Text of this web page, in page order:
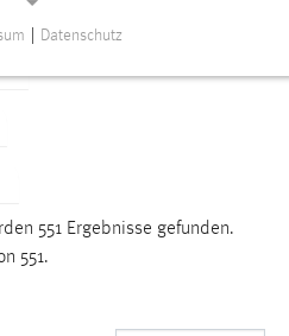
551 Ergebnisse gefunden.
551.
einwandfreie Funktion der
Datenschutz